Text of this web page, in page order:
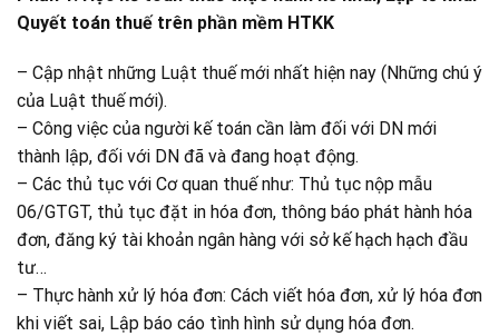
Quyết toán thuế trên phần mềm HTKK
– Cập nhật những Luật thuế mới nhất hiện nay (Những chú ý
của Luật thuế mới).
– Công việc của người kế toán cần làm đối với DN mới
thành lập, đối với DN đã và đang hoạt động.
– Các thủ tục với Cơ quan thuế như: Thủ tục nộp mẫu
06/GTGT, thủ tục đặt in hóa đơn, thông báo phát hành hóa
đơn, đăng ký tài khoản ngân hàng với sở kế hạch hạch đầu
tư…
– Thực hành xử lý hóa đơn: Cách viết hóa đơn, xử lý hóa đơn
khi viết sai, Lập báo cáo tình hình sử dụng hóa đơn.